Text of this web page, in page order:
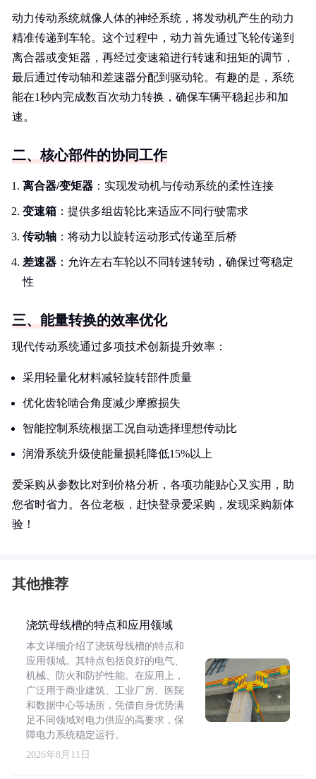
动力传动系统就像人体的神经系统，将发动机产生的动力
精准传递到车轮。这个过程中，动力首先通过飞轮传递到
离合器或变矩器，再经过变速箱进行转速和扭矩的调节，
最后通过传动轴和差速器分配到驱动轮。有趣的是，系统
能在1秒内完成数百次动力转换，确保车辆平稳起步和加
速。
二、核心部件的协同工作
离合器/变矩器 ：实现发动机与传动系统的柔性连接
变速箱 ：提供多组齿轮比来适应不同行驶需求
传动轴 ：将动力以旋转运动形式传递至后桥
差速器 ：允许左右车轮以不同转速转动，确保过弯稳定
性
三、能量转换的效率优化
现代传动系统通过多项技术创新提升效率：
采用轻量化材料减轻旋转部件质量
优化齿轮啮合角度减少摩擦损失
智能控制系统根据工况自动选择理想传动比
润滑系统升级使能量损耗降低15%以上
爱采购从参数比对到价格分析，各项功能贴心又实用，助
您省时省力。各位老板，赶快登录爱采购，发现采购新体
验！
其他推荐
浇筑母线槽的特点和应用领域
本文详细介绍了浇筑母线槽的特点和
应用领域。其特点包括良好的电气、
机械、防火和防护性能。在应用上，
广泛用于商业建筑、工业厂房、医院
和数据中心等场所，凭借自身优势满
足不同领域对电力供应的高要求，保
障电力系统稳定运行。
2026年8月11日